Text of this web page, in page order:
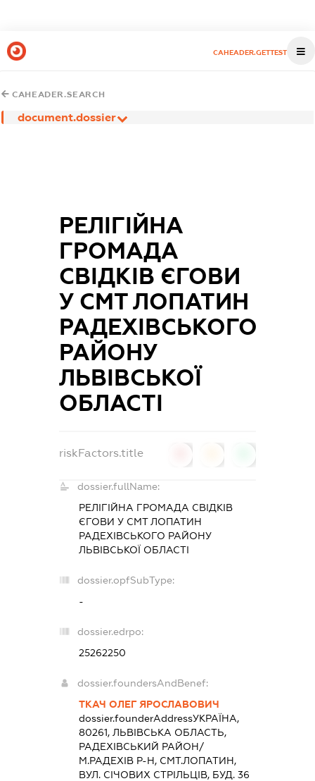
CAHEADER.GETTEST
CAHEADER.SEARCH
document.dossier
РЕЛІГІЙНА
ГРОМАДА
СВІДКІВ ЄГОВИ
У СМТ ЛОПАТИН
РАДЕХІВСЬКОГО
РАЙОНУ
ЛЬВІВСЬКОЇ
ОБЛАСТІ
riskFactors.title
dossier.fullName:
РЕЛІГІЙНА ГРОМАДА СВІДКІВ
ЄГОВИ У СМТ ЛОПАТИН
РАДЕХІВСЬКОГО РАЙОНУ
ЛЬВІВСЬКОЇ ОБЛАСТІ
dossier.opfSubType:
-
dossier.edrpo:
25262250
dossier.foundersAndBenef:
ТКАЧ ОЛЕГ ЯРОСЛАВОВИЧ
dossier.founderAddressУКРАЇНА,
80261, ЛЬВIВСЬКА ОБЛАСТЬ,
РАДЕХIВСЬКИЙ РАЙОН/
М.РАДЕХIВ Р-Н, СМТ.ЛОПАТИН,
ВУЛ. СІЧОВИХ СТРІЛЬЦІВ, БУД. 36